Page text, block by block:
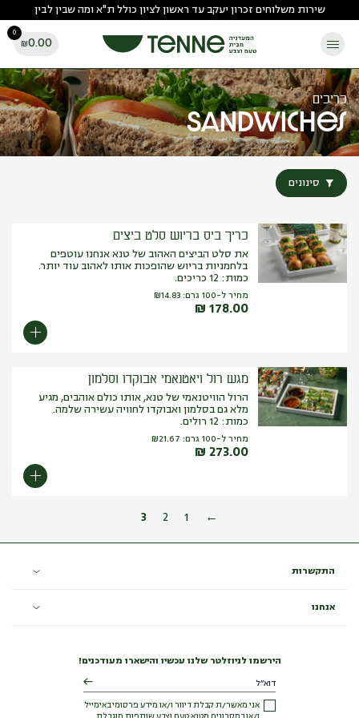
to
content
שירות משלוחים זכרון יעקב עד ראשון לציון כולל ת"א ומה שבין לבין
0
₪0.00
כריכים
Sandwiches
סינונים
כריך ביס בריוש סלט ביצים
את סלט הביצים האהוב של טנא אנחנו עוטפים
בלחמניות בריוש שהופכות אותו לאהוב עוד יותר.
כמות: 12 כריכים.
מחיר ל-100 גרם: ₪14.83
₪ 178.00
מגש רול ויאטנאמי אבוקדו וסלמון
הרול הוויטנאמי של טנא, אותו כולם אוהבים, מגיע
מלא גם בסלמון ואבוקדו לחוויה עשירה שלמה.
כמות: 12 רולים.
מחיר ל-100 גרם: ₪21.67
₪ 273.00
←
1
2
3
התקשרות
אנחנו
הירשמו לניוזלטר שלנו עכשיו והישארו מעודכנים!
אני מאשר/ת קבלת דיוור ו/או מידע פרסומי באימייל